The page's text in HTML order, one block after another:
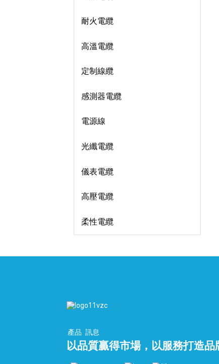
耐火電纜
高溫電纜
定制線纜
感測器電纜
電源線
光纖電纜
儀表電纜
高壓電纜
柔性電纜
產品 訊息
以品質贏得市場，以服務打造品